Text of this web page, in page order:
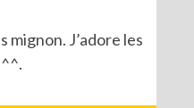
mignon. J’adore les